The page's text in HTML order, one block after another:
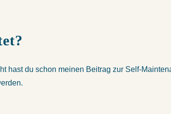
hast du schon meinen Beitrag zur Self-